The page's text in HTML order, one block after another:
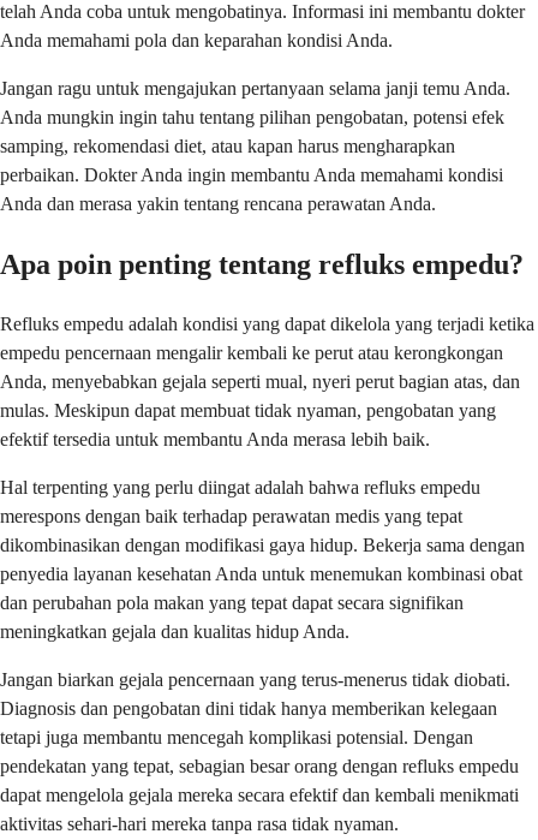
telah Anda coba untuk mengobatinya. Informasi ini membantu dokter
Anda memahami pola dan keparahan kondisi Anda.
Jangan ragu untuk mengajukan pertanyaan selama janji temu Anda.
Anda mungkin ingin tahu tentang pilihan pengobatan, potensi efek
samping, rekomendasi diet, atau kapan harus mengharapkan
perbaikan. Dokter Anda ingin membantu Anda memahami kondisi
Anda dan merasa yakin tentang rencana perawatan Anda.
Apa poin penting tentang refluks empedu?
Refluks empedu adalah kondisi yang dapat dikelola yang terjadi ketika
empedu pencernaan mengalir kembali ke perut atau kerongkongan
Anda, menyebabkan gejala seperti mual, nyeri perut bagian atas, dan
mulas. Meskipun dapat membuat tidak nyaman, pengobatan yang
efektif tersedia untuk membantu Anda merasa lebih baik.
Hal terpenting yang perlu diingat adalah bahwa refluks empedu
merespons dengan baik terhadap perawatan medis yang tepat
dikombinasikan dengan modifikasi gaya hidup. Bekerja sama dengan
penyedia layanan kesehatan Anda untuk menemukan kombinasi obat
dan perubahan pola makan yang tepat dapat secara signifikan
meningkatkan gejala dan kualitas hidup Anda.
Jangan biarkan gejala pencernaan yang terus-menerus tidak diobati.
Diagnosis dan pengobatan dini tidak hanya memberikan kelegaan
tetapi juga membantu mencegah komplikasi potensial. Dengan
pendekatan yang tepat, sebagian besar orang dengan refluks empedu
dapat mengelola gejala mereka secara efektif dan kembali menikmati
aktivitas sehari-hari mereka tanpa rasa tidak nyaman.